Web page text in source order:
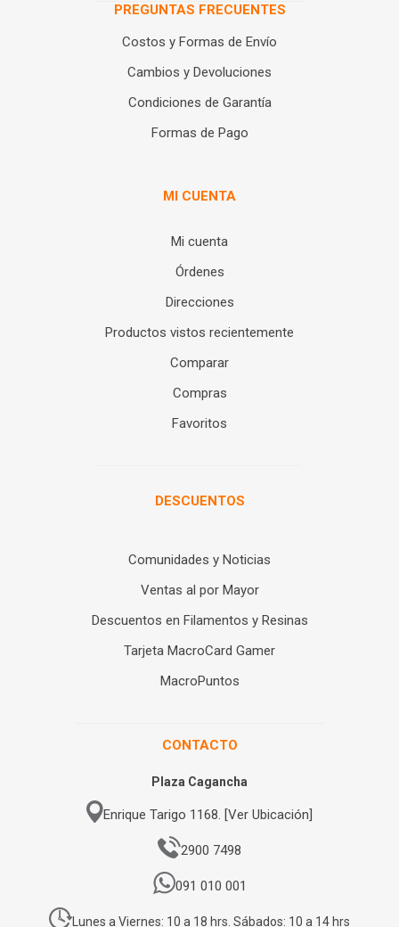
PREGUNTAS FRECUENTES
Costos y Formas de Envío
Cambios y Devoluciones
Condiciones de Garantía
Formas de Pago
MI CUENTA
Mi cuenta
Órdenes
Direcciones
Productos vistos recientemente
Comparar
Compras
Favoritos
DESCUENTOS
Comunidades y Noticias
Ventas al por Mayor
Descuentos en Filamentos y Resinas
Tarjeta MacroCard Gamer
MacroPuntos
CONTACTO
Plaza Cagancha
Enrique Tarigo 1168. [Ver Ubicación]
2900 7498
091 010 001
Lunes a Viernes: 10 a 18 hrs. Sábados: 10 a 14 hrs